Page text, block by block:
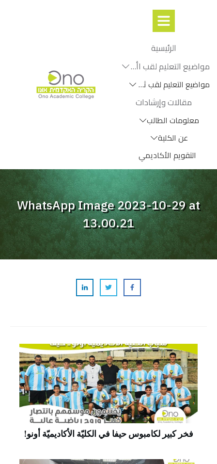
الرئيسية
مواضيع التعليم لقب اأول
مواضيع التعليم لقب ثانٍ
مقالات وإرشادات
معلومات الطالب
عن الكلية
التقويم الأكاديمي
WhatsApp Image 2023-10-29 at
13.00.21
فخر كبير لكامبوس حيفا في الكليّة الأكاديميّة أونو!